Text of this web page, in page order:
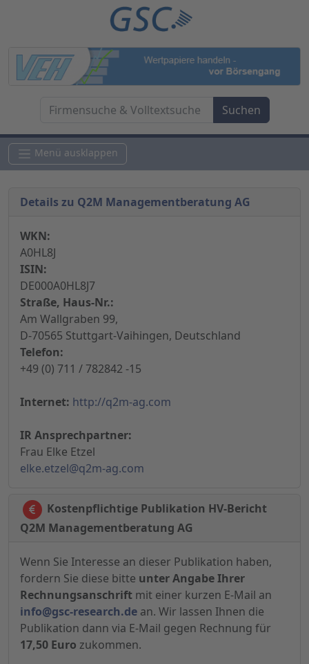
Menü ausklappen
Details zu Q2M Managementberatung AG
WKN:
A0HL8J
ISIN:
DE000A0HL8J7
Straße, Haus-Nr.:
Am Wallgraben 99,
D-70565 Stuttgart-Vaihingen, Deutschland
Telefon:
+49 (0) 711 / 782842 -15
Internet: http://q2m-ag.com
IR Ansprechpartner:
Frau Elke Etzel
elke.etzel@q2m-ag.com
Kostenpflichtige Publikation HV-Bericht
Q2M Managementberatung AG
Wenn Sie Interesse an dieser Publikation haben,
fordern Sie diese bitte unter Angabe Ihrer
Rechnungsanschrift mit einer kurzen E-Mail an
info@gsc-research.de an. Wir lassen Ihnen die
Publikation dann via E-Mail gegen Rechnung für
17,50 Euro zukommen.